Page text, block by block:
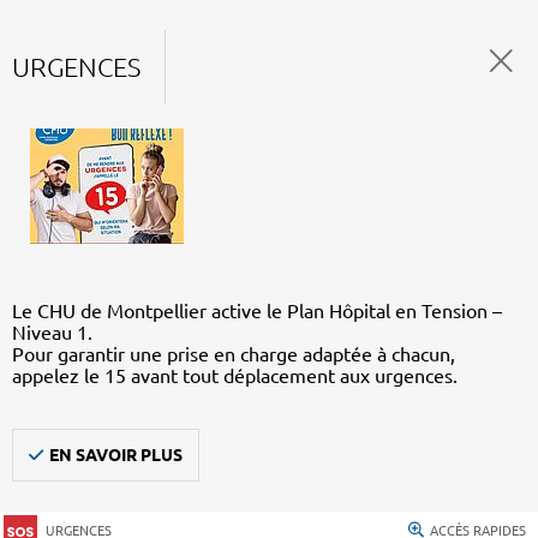
URGENCES
Le CHU de Montpellier active le Plan Hôpital en Tension –
Niveau 1.
Pour garantir une prise en charge adaptée à chacun,
appelez le 15 avant tout déplacement aux urgences.
EN SAVOIR PLUS
URGENCES ACCÈS RAPIDES